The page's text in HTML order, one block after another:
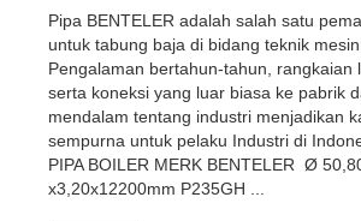
Pipa BENTELER adalah salah satu
untuk tabung baja di bidang teknik
Pengalaman bertahun-tahun, rangkaian
serta koneksi yang luar biasa ke pabrik
mendalam tentang industri menjadikan
sempurna untuk pelaku Industri di
PIPA BOILER MERK BENTELER Ø
x3,20x12200mm P235GH ...